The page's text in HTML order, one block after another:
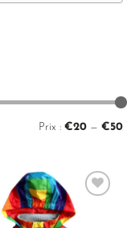
Prix : €20 — €50